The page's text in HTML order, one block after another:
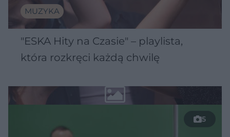
MUZYKA
"ESKA Hity na Czasie" – playlista,
która rozkręci każdą chwilę
5